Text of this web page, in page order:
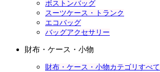
ボストンバッグ
スーツケース・トランク
エコバッグ
バッグアクセサリー
財布・ケース・小物
財布・ケース・小物カテゴリすべて